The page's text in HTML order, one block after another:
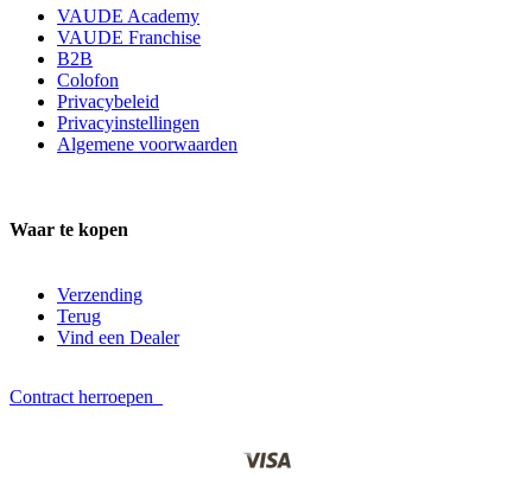
VAUDE Academy
VAUDE Franchise
B2B
Colofon
Privacybeleid
Privacyinstellingen
Algemene voorwaarden
Waar te kopen
Verzending
Terug
Vind een Dealer
Contract herroepen